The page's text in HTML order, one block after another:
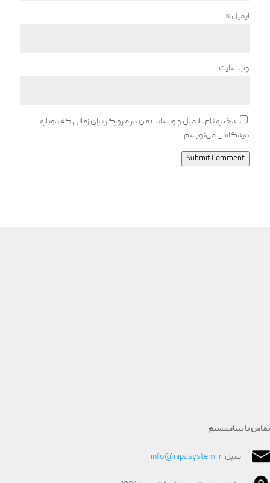
ایمیل *
وب‌ سایت
ذخیره نام، ایمیل و وبسایت من در مرورگر برای زمانی که دوباره
دیدگاهی می‌نویسم.
Submit Comment
تماس با نیپاسیستم
ایمیل:info@nipasystem.ir